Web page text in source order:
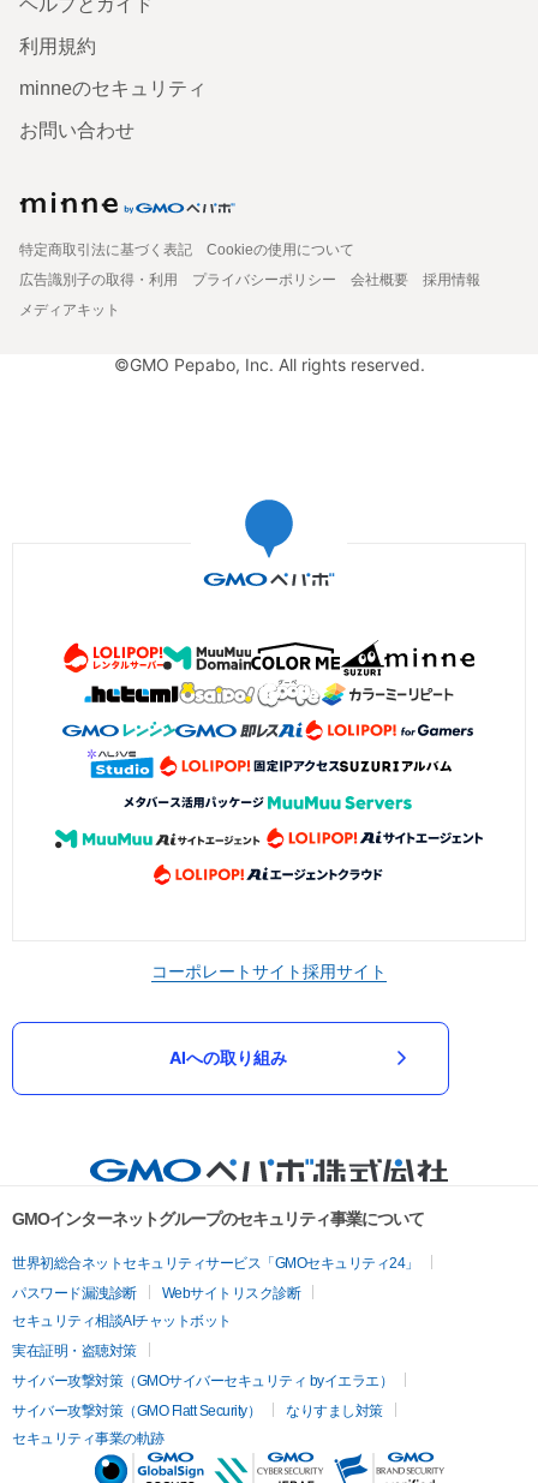
利用規約
minneのセキュリティ
お問い合わせ
特定商取引法に基づく表記
Cookieの使用について
広告識別子の取得・利用
プライバシーポリシー 会社概要
採用情報
メディアキット
©GMO Pepabo, Inc. All rights reserved.
コーポレートサイト採用サイト
AIへの取り組み
GMOインターネットグループのセキュリティ事業について
世界初総合ネットセキュリティサービス「GMOセキュリティ24」
パスワード漏洩診断
Webサイトリスク診断
セキュリティ相談AIチャットボット
実在証明・盗聴対策
サイバー攻撃対策（GMOサイバーセキュリティ byイエラエ）
サイバー攻撃対策（GMO Flatt Security）
なりすまし対策
セキュリティ事業の軌跡